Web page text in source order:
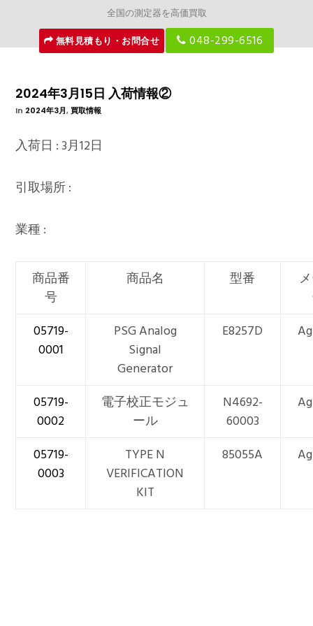
全国の測定器を高価買取
無料見積もり・お問合せ
048-299-6516
2024年3月15日 入荷情報②
In 2024年3月,買取情報
入荷日 : 3月12日
引取場所 :
業種 :
商品番
号
商品名 型番
05719-
0001
PSG Analog
Signal
Generator
E8257D
05719-
0002
電子校正モジュ
ール
N4692-
60003
05719-
0003
TYPE N
VERIFICATION
KIT
85055A